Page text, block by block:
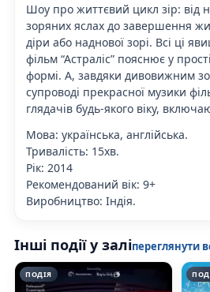
Шоу про життєвий цикл зір: від
зоряних яслах до завершення
діри або наднової зорі. Всі ці
фільм “Астраліс” пояснює у
формі. А, завдяки дивовижним
супроводі прекрасної музики
глядачів будь-якого віку,
Мова: українська, англійська.
Тривалість: 15хв.
Рік: 2014
Рекомендований вік: 9+
Виробництво: Індія.
Інші події у заліпереглянути
ПОДІЯ